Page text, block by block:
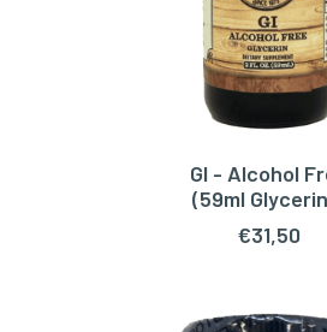
TOEVOEGEN AAN
GI - Alcohol
(59ml
€31,50